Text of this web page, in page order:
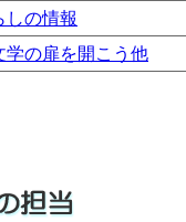
しの情報
学の扉を開こう他